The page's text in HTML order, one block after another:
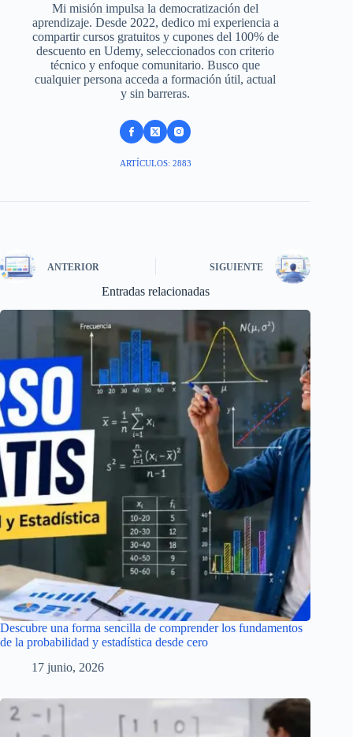
Mi misión impulsa la democratización del
aprendizaje. Desde 2022, dedico mi experiencia a
compartir cursos gratuitos y cupones del 100% de
descuento en Udemy, seleccionados con criterio
técnico y enfoque comunitario. Busco que
cualquier persona acceda a formación útil, actual
y sin barreras.
ARTÍCULOS: 2883
ANTERIOR SIGUIENTE
Entradas relacionadas
Descubre una forma sencilla de comprender los fundamentos
de la probabilidad y estadística desde cero
17 junio, 2026